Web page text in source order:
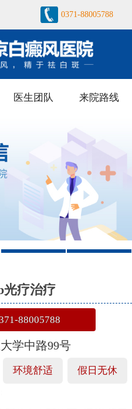
0371-88005788
医生团队 来院路线
3 4
光疗治疗
88005788
学中路99号
环境舒适 假日无休